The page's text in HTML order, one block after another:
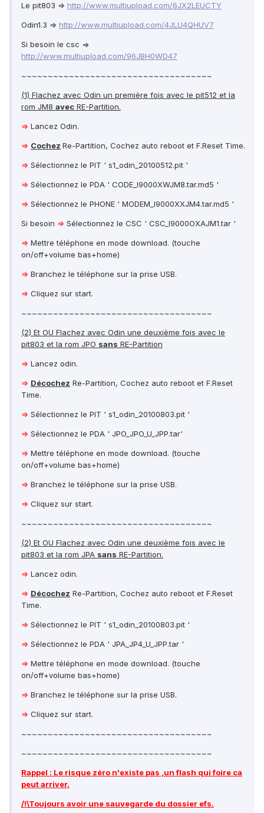
Le pit803 ⇒ http://www.multiupload.com/6JX2LEUCTY
Odin1.3 ⇒ http://www.multiupload.com/4JLU4QHUV7
Si besoin le csc =>
http://www.multiupload.com/96JBH0WD47
~~~~~~~~~~~~~~~~~~~~~~~~~~~~~~~~~~~~
(1) Flachez avec Odin un première fois avec le pit512 et la
rom JM8 avec RE-Partition.
⇒ Lancez Odin.
⇒ Cochez Re-Partition, Cochez auto reboot et F.Reset Time.
⇒ Sélectionnez le PIT ' s1_odin_20100512.pit '
⇒ Sélectionnez le PDA ' CODE_I9000XWJM8.tar.md5 '
⇒ Sélectionnez le PHONE ' MODEM_I9000XXJM4.tar.md5 '
Si besoin ⇒ Sélectionnez le CSC ' CSC_I9000OXAJM1.tar '
⇒ Mettre téléphone en mode download. (touche
on/off+volume bas+home)
⇒ Branchez le téléphone sur la prise USB.
⇒ Cliquez sur start.
~~~~~~~~~~~~~~~~~~~~~~~~~~~~~~~~~~~~
(2) Et OU Flachez avec Odin une deuxième fois avec le
pit803 et la rom JPO sans RE-Partition
⇒ Lancez odin.
⇒ Décochez Re-Partition, Cochez auto reboot et F.Reset
Time.
⇒ Sélectionnez le PIT ' s1_odin_20100803.pit '
⇒ Sélectionnez le PDA ' JPO_JPO_U_JPP.tar'
⇒ Mettre téléphone en mode download. (touche
on/off+volume bas+home)
⇒ Branchez le téléphone sur la prise USB.
⇒ Cliquez sur start.
~~~~~~~~~~~~~~~~~~~~~~~~~~~~~~~~~~~~
(2) Et OU Flachez avec Odin une deuxième fois avec le
pit803 et la rom JPA sans RE-Partition.
⇒ Lancez odin.
⇒ Décochez Re-Partition, Cochez auto reboot et F.Reset
Time.
⇒ Sélectionnez le PIT ' s1_odin_20100803.pit '
⇒ Sélectionnez le PDA ' JPA_JP4_U_JPP.tar '
⇒ Mettre téléphone en mode download. (touche
on/off+volume bas+home)
⇒ Branchez le téléphone sur la prise USB.
⇒ Cliquez sur start.
~~~~~~~~~~~~~~~~~~~~~~~~~~~~~~~~~~~~
~~~~~~~~~~~~~~~~~~~~~~~~~~~~~~~~~~~~
Rappel : Le risque zéro n'existe pas ,un flash qui foire ca
peut arriver.
/!\Toujours avoir une sauvegarde du dossier efs.